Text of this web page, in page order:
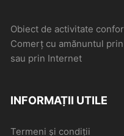
Obiect de activitate
Comerţ cu amănuntul
sau prin Internet
INFORMAȚII UTILE
Termeni și condiții